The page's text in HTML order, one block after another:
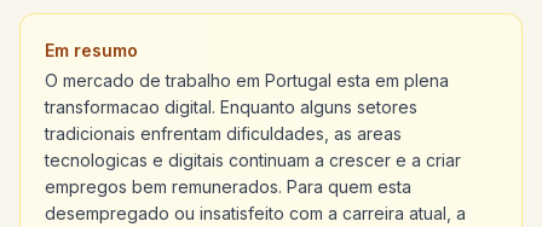
Em resumo
O mercado de trabalho em Portugal esta em plena
transformacao digital. Enquanto alguns setores
tradicionais enfrentam dificuldades, as areas
tecnologicas e digitais continuam a crescer e a criar
empregos bem remunerados. Para quem esta
desempregado ou insatisfeito com a carreira atual, a